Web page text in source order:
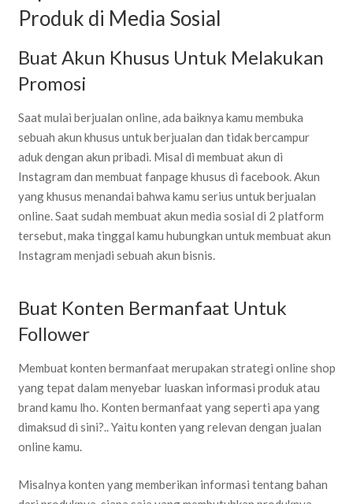
Produk di Media Sosial
Buat Akun Khusus Untuk Melakukan
Promosi
Saat mulai berjualan online, ada baiknya kamu membuka
sebuah akun khusus untuk berjualan dan tidak bercampur
aduk dengan akun pribadi. Misal di membuat akun di
Instagram dan membuat fanpage khusus di facebook. Akun
yang khusus menandai bahwa kamu serius untuk berjualan
online. Saat sudah membuat akun media sosial di 2 platform
tersebut, maka tinggal kamu hubungkan untuk membuat akun
Instagram menjadi sebuah akun bisnis.
Buat Konten Bermanfaat Untuk
Follower
Membuat konten bermanfaat merupakan strategi online shop
yang tepat dalam menyebar luaskan informasi produk atau
brand kamu lho. Konten bermanfaat yang seperti apa yang
dimaksud di sini?.. Yaitu konten yang relevan dengan jualan
online kamu.
Misalnya konten yang memberikan informasi tentang bahan